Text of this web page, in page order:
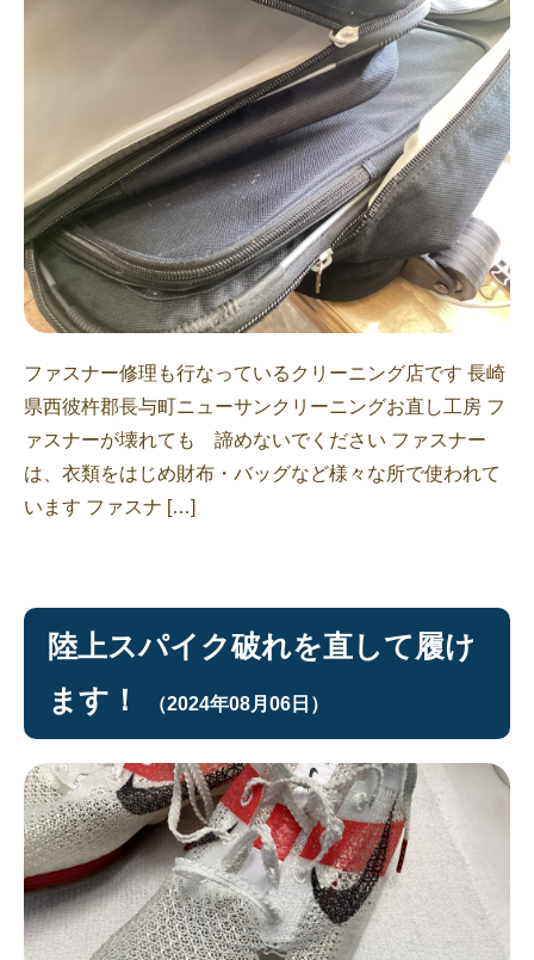
ファスナー修理も行なっているクリーニング店です 長崎
県西彼杵郡長与町ニューサンクリーニングお直し工房 フ
ァスナーが壊れても 諦めないでください ファスナー
は、衣類をはじめ財布・バッグなど様々な所で使われて
います ファスナ […]
陸上スパイク破れを直して履け
ます！
（2024年08月06日）